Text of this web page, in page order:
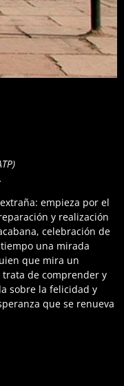
empieza por el
y realización
celebración de
una mirada
que mira un
de comprender y
sobre la felicidad y
que se renueva